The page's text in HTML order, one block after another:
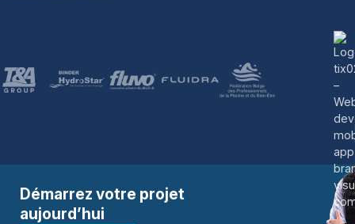
Démarrez votre projet
aujourd’hui